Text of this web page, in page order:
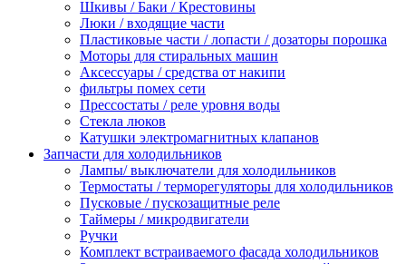
Шкивы / Баки / Крестовины
Люки / входящие части
Пластиковые части / лопасти / дозаторы порошка
Моторы для стиральных машин
Аксессуары / средства от накипи
фильтры помех сети
Прессостаты / реле уровня воды
Стекла люков
Катушки электромагнитных клапанов
Запчасти для холодильников
Лампы/ выключатели для холодильников
Термостаты / терморегуляторы для холодильников
Пусковые / пускозащитные реле
Таймеры / микродвигатели
Ручки
Комплект встраиваемого фасада холодильников